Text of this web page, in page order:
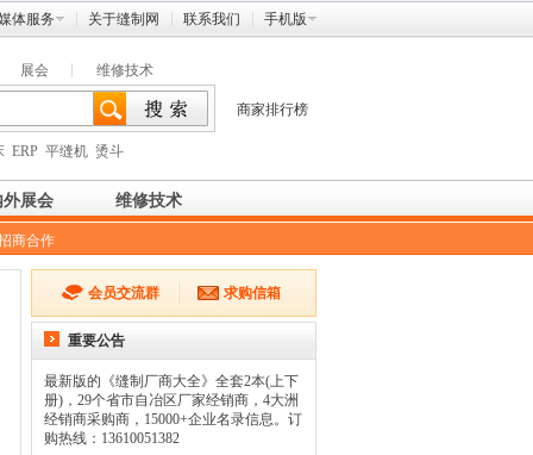
体服务 关于缝制网 联系我们 手机版
展会 维修技术
ERP 平缝机 烫斗
商家排行榜
外展会 维修技术
商合作
会员交流群 求购信箱
重要公告
最新版的《缝制厂商大全》全套2本(上下
册)，29个省市自冶区厂家经销商，4大洲
经销商采购商，15000+企业名录信息。订
购热线：13610051382